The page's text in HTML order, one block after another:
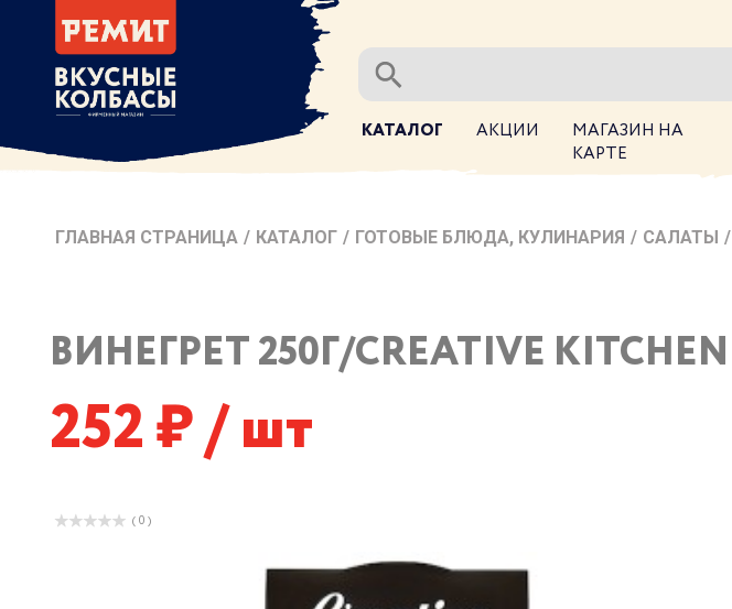
КАТАЛОГ АКЦИИ
МАГАЗИН НА
КАРТЕ
ГЛАВНАЯ СТРАНИЦА / КАТАЛОГ / ГОТОВЫЕ БЛЮДА, КУЛИНАРИЯ / САЛАТЫ /
ВИНЕГРЕТ 250Г/CREATIVE KITCHEN
252 / шт
( 0 )